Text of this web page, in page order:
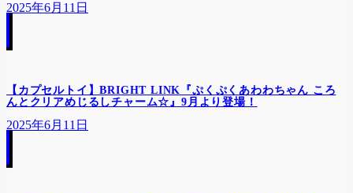
2025年6月11日
【カプセルトイ】BRIGHT LINK『ぷくぷくあわわちゃん ころ
んとクリアめじるしチャーム☆』9月より登場！
2025年6月11日